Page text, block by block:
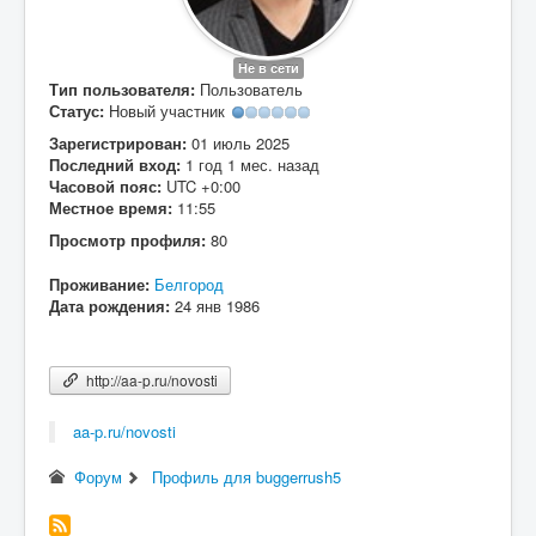
Не в сети
Тип пользователя: Пользователь
Статус: Новый участник
Зарегистрирован: 01 июль 2025
Последний вход: 1 год 1 мес. назад
Часовой пояс: UTC +0:00
Местное время: 11:55
Просмотр профиля: 80
Проживание: Белгород
Дата рождения: 24 янв 1986
http://aa-p.ru/novosti
aa-p.ru/novosti
Форум
Профиль для buggerrush5